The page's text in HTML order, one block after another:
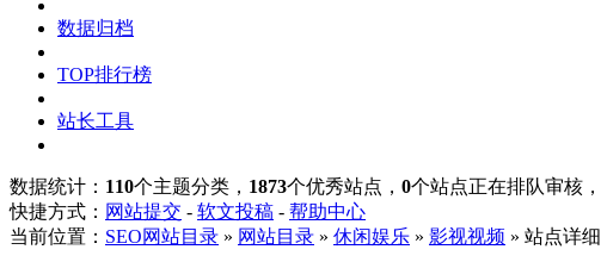
数据归档
TOP排行榜
站长工具
数据统计： 110个主题分类， 1873个优秀站点， 0个站点正在排队审核，
快捷方式： 网站提交 - 软文投稿 - 帮助中心
当前位置： SEO网站目录 » 网站目录 » 休闲娱乐 » 影视视频 » 站点详细